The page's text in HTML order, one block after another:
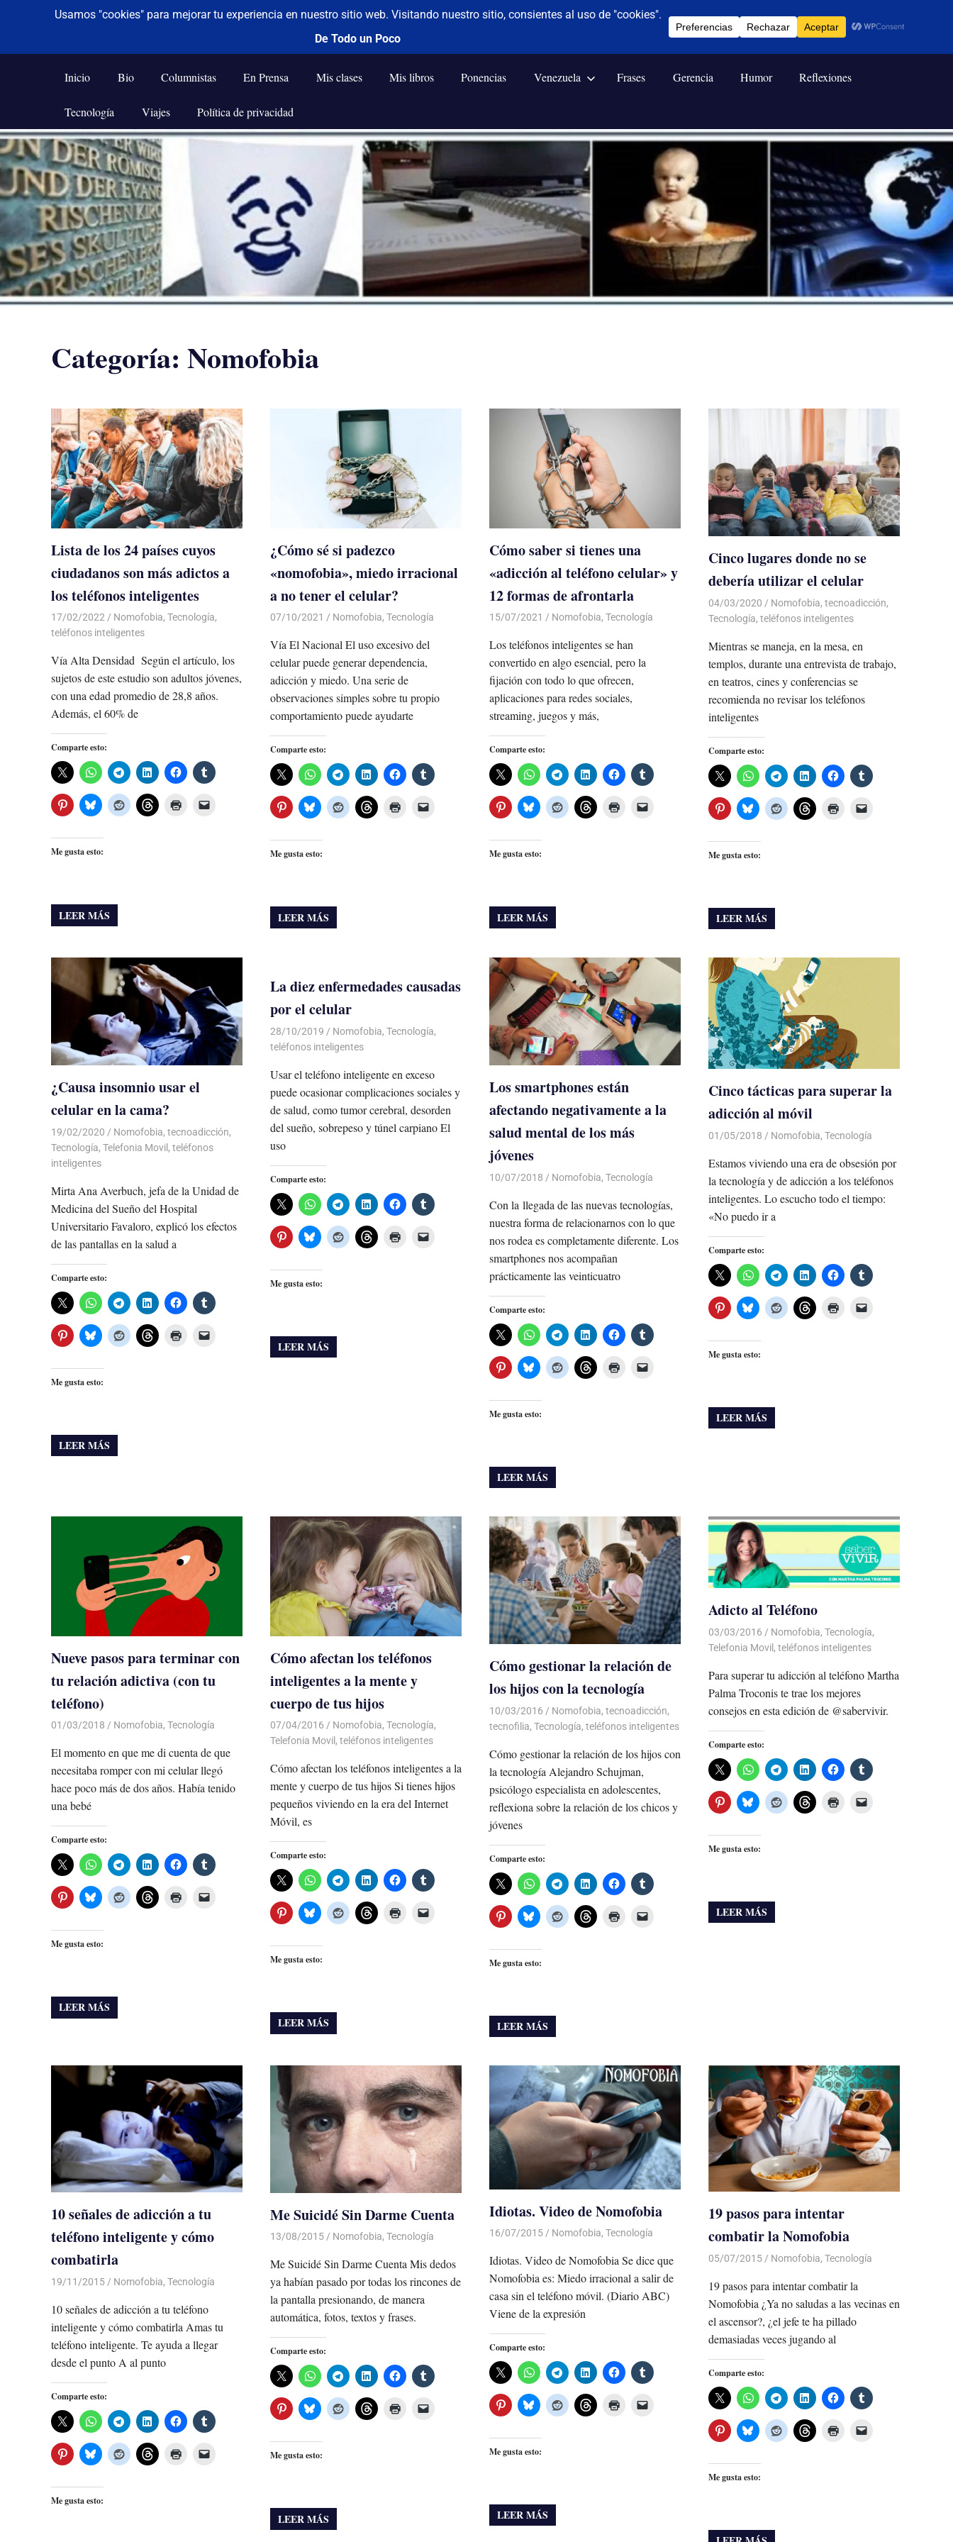
Saltar
al
contenido
De todo un poco
Frases,
Humor,
Tecnología
y
Viajes
Inicio Bio Columnistas En Prensa Mis clases Mis libros Ponencias Venezuela Frases Gerencia Humor Reflexiones
Tecnología Viajes Política de privacidad
Categoría: Nomofobia
Lista de los 24 países cuyos
ciudadanos son más adictos a
los teléfonos inteligentes
17/02/2022 De todo un Poco
Nomofobia, Tecnología,
teléfonos inteligentes
Vía Alta Densidad Según el artículo, los
sujetos de este estudio son adultos jóvenes,
con una edad promedio de 28,8 años.
Además, el 60% de
Comparte esto:
Me gusta esto:
LEER MÁS
¿Cómo sé si padezco
«nomofobia», miedo irracional
a no tener el celular?
07/10/2021 De todo un Poco
Nomofobia, Tecnología
Vía El Nacional El uso excesivo del
celular puede generar dependencia,
adicción y miedo. Una serie de
observaciones simples sobre tu propio
comportamiento puede ayudarte
Comparte esto:
Me gusta esto:
LEER MÁS
Cómo saber si tienes una
«adicción al teléfono celular» y
12 formas de afrontarla
15/07/2021 De todo un Poco
Nomofobia, Tecnología
Los teléfonos inteligentes se han
convertido en algo esencial, pero la
fijación con todo lo que ofrecen,
aplicaciones para redes sociales,
streaming, juegos y más,
Comparte esto:
Me gusta esto:
LEER MÁS
Cinco lugares donde no se
debería utilizar el celular
04/03/2020 De todo un Poco
Nomofobia, tecnoadicción,
Tecnología, teléfonos inteligentes
Mientras se maneja, en la mesa, en
templos, durante una entrevista de trabajo,
en teatros, cines y conferencias se
recomienda no revisar los teléfonos
inteligentes
Comparte esto:
Me gusta esto:
LEER MÁS
¿Causa insomnio usar el
celular en la cama?
19/02/2020 De todo un Poco
Nomofobia, tecnoadicción,
Tecnología, Telefonia Movil , teléfonos
inteligentes
Mirta Ana Averbuch, jefa de la Unidad de
Medicina del Sueño del Hospital
Universitario Favaloro, explicó los efectos
de las pantallas en la salud a
Comparte esto:
Me gusta esto:
LEER MÁS
La diez enfermedades causadas
por el celular
28/10/2019 De todo un Poco
Nomofobia, Tecnología,
teléfonos inteligentes
Usar el teléfono inteligente en exceso
puede ocasionar complicaciones sociales y
de salud, como tumor cerebral, desorden
del sueño, sobrepeso y túnel carpiano El
uso
Comparte esto:
Me gusta esto:
LEER MÁS
Los smartphones están
afectando negativamente a la
salud mental de los más
jóvenes
10/07/2018 De todo un Poco
Nomofobia, Tecnología
Con la llegada de las nuevas tecnologías,
nuestra forma de relacionarnos con lo que
nos rodea es completamente diferente. Los
smartphones nos acompañan
prácticamente las veinticuatro
Comparte esto:
Me gusta esto:
LEER MÁS
Cinco tácticas para superar la
adicción al móvil
01/05/2018 De todo un Poco
Nomofobia, Tecnología
Estamos viviendo una era de obsesión por
la tecnología y de adicción a los teléfonos
inteligentes. Lo escucho todo el tiempo:
«No puedo ir a
Comparte esto:
Me gusta esto:
LEER MÁS
Nueve pasos para terminar con
tu relación adictiva (con tu
teléfono)
01/03/2018 De todo un Poco
Nomofobia, Tecnología
El momento en que me di cuenta de que
necesitaba romper con mi celular llegó
hace poco más de dos años. Había tenido
una bebé
Comparte esto:
Me gusta esto:
LEER MÁS
Cómo afectan los teléfonos
inteligentes a la mente y
cuerpo de tus hijos
07/04/2016 Luis Castellanos
Nomofobia, Tecnología,
Telefonia Movil , teléfonos inteligentes
Cómo afectan los teléfonos inteligentes a la
mente y cuerpo de tus hijos Si tienes hijos
pequeños viviendo en la era del Internet
Móvil, es
Comparte esto:
Me gusta esto:
LEER MÁS
Cómo gestionar la relación de
los hijos con la tecnología
10/03/2016 Luis Castellanos
Nomofobia, tecnoadicción,
tecnofilia, Tecnología, teléfonos inteligentes
Cómo gestionar la relación de los hijos con
la tecnología Alejandro Schujman,
psicólogo especialista en adolescentes,
reflexiona sobre la relación de los chicos y
jóvenes
Comparte esto:
Me gusta esto:
LEER MÁS
Adicto al Teléfono
03/03/2016 Luis Castellanos
Nomofobia, Tecnología,
Telefonia Movil , teléfonos inteligentes
Para superar tu adicción al teléfono Martha
Palma Troconis te trae los mejores
consejos en esta edición de @sabervivir.
Comparte esto:
Me gusta esto:
LEER MÁS
10 señales de adicción a tu
teléfono inteligente y cómo
combatirla
19/11/2015 Luis Castellanos
Nomofobia, Tecnología
10 señales de adicción a tu teléfono
inteligente y cómo combatirla Amas tu
teléfono inteligente. Te ayuda a llegar
desde el punto A al punto
Comparte esto:
Me gusta esto:
Me Suicidé Sin Darme Cuenta
13/08/2015 Luis Castellanos
Nomofobia, Tecnología
Me Suicidé Sin Darme Cuenta Mis dedos
ya habían pasado por todas los rincones de
la pantalla presionando, de manera
automática, fotos, textos y frases.
Comparte esto:
Me gusta esto:
LEER MÁS
Idiotas. Video de Nomofobia
16/07/2015 Luis Castellanos
Nomofobia, Tecnología
Idiotas. Video de Nomofobia Se dice que
Nomofobia es: Miedo irracional a salir de
casa sin el teléfono móvil. (Diario ABC)
Viene de la expresión
Comparte esto:
Me gusta esto:
LEER MÁS
19 pasos para intentar
combatir la Nomofobia
05/07/2015 Luis Castellanos
Nomofobia, Tecnología
19 pasos para intentar combatir la
Nomofobia ¿Ya no saludas a las vecinas en
el ascensor?, ¿el jefe te ha pillado
demasiadas veces jugando al
Comparte esto:
Me gusta esto: